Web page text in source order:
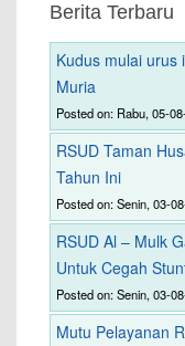
Berita Terbaru
Kudus mulai urus
Muria
Posted on: Rabu, 05-
RSUD Taman
Tahun Ini
Posted on: Senin, 03-
RSUD Al – Mulk
Untuk Cegah
Posted on: Senin, 03-
Mutu Pelayanan